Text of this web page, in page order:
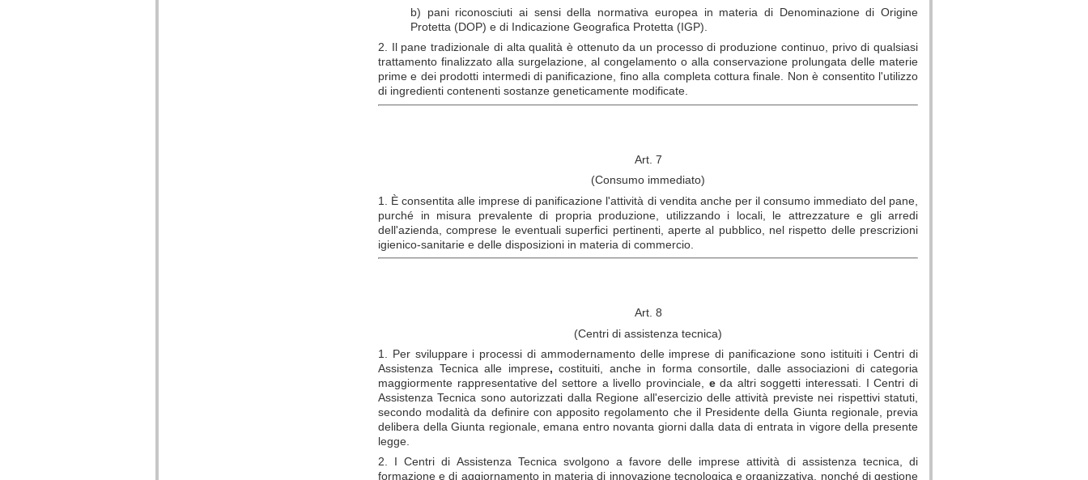
b) pani riconosciuti ai sensi della normativa europea in materia di Denominazione di Origine
Protetta (DOP) e di Indicazione Geografica Protetta (IGP).
2. Il pane tradizionale di alta qualità è ottenuto da un processo di produzione continuo, privo di qualsiasi
trattamento finalizzato alla surgelazione, al congelamento o alla conservazione prolungata delle materie
prime e dei prodotti intermedi di panificazione, fino alla completa cottura finale. Non è consentito l'utilizzo
di ingredienti contenenti sostanze geneticamente modificate.
Art. 7
(Consumo immediato)
1. È consentita alle imprese di panificazione l'attività di vendita anche per il consumo immediato del pane,
purché in misura prevalente di propria produzione, utilizzando i locali, le attrezzature e gli arredi
dell'azienda, comprese le eventuali superfici pertinenti, aperte al pubblico, nel rispetto delle prescrizioni
igienico-sanitarie e delle disposizioni in materia di commercio.
Art. 8
(Centri di assistenza tecnica)
1. Per sviluppare i processi di ammodernamento delle imprese di panificazione sono istituiti i Centri di
Assistenza Tecnica alle imprese, costituiti, anche in forma consortile, dalle associazioni di categoria
maggiormente rappresentative del settore a livello provinciale, eda altri soggetti interessati. I Centri di
Assistenza Tecnica sono autorizzati dalla Regione all'esercizio delle attività previste nei rispettivi statuti,
secondo modalità da definire con apposito regolamento che il Presidente della Giunta regionale, previa
delibera della Giunta regionale, emana entro novanta giorni dalla data di entrata in vigore della presente
legge.
2. I Centri di Assistenza Tecnica svolgono a favore delle imprese attività di assistenza tecnica, di
formazione e di aggiornamento in materia di innovazione tecnologica e organizzativa, nonché di gestione